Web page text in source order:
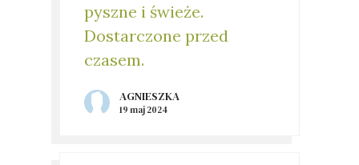
pyszne i świeże.
Dostarczone przed
czasem.
AGNIESZKA
19 maj 2024